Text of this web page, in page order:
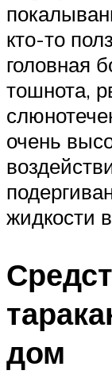
кто-то
головная
тошнота,
очень
жидкости
дом